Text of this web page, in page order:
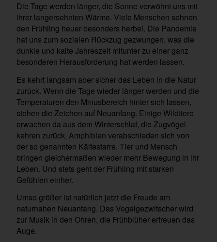
Die Tage werden länger, die Sonne verwöhnt uns mit
ihrer langersehnten Wärme. Viele Menschen sehnen
den Frühling heuer besonders herbei. Die Pandemie
hat uns zum sozialen Rückzug gezwungen, was die
dunkle und kalte Jahreszeit mitunter zu einer ganz
besonderen Herausforderung hat werden lassen.
Es kehrt langsam aber sicher das Leben in die Natur
zurück. Wenn die Tage wieder länger werden und die
Temperaturen den Minusbereich hinter sich lassen,
stehen die Zeichen auf Neuanfang. Einige Wildtiere
erwachen da aus dem Winterschlaf, die Zugvögel
kehren zurück, Amphibien verabschieden sich von
der so genannten Kältestarre. Tier und Mensch
bringen gleichermaßen wieder mehr Bewegung in ihr
Leben. Und stets geht der Frühling mit starken
Gefühlen einher.
Umso größer ist natürlich jetzt die Freude am
naturnahen Neuanfang. Das Vogelgezwitscher wird
zur Musik in den Ohren, die Frühblüher erfreuen das
Auge.